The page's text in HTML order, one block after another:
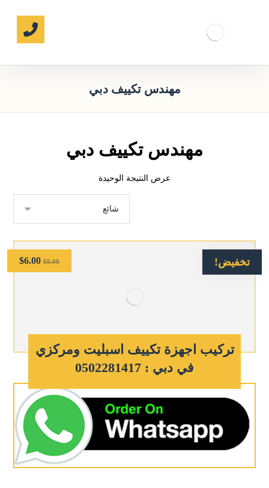
مهندس تكييف دبي
مهندس تكييف دبي
عرض النتيجة الوحيدة
تخفيض!
تركيب اجهزة تكييف اسبليت ومركزي
في دبي : 0502281417
$8.00
$6.00